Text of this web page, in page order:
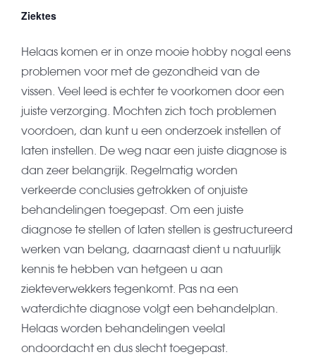
optie
worden
Ziektes
Helaas komen er in onze mooie hobby nogal eens
problemen voor met de gezondheid van de
vissen. Veel leed is echter te voorkomen door een
juiste verzorging. Mochten zich toch problemen
voordoen, dan kunt u een onderzoek instellen of
laten instellen. De weg naar een juiste diagnose is
dan zeer belangrijk. Regelmatig worden
verkeerde conclusies getrokken of onjuiste
behandelingen toegepast. Om een juiste
diagnose te stellen of laten stellen is gestructureerd
werken van belang, daarnaast dient u natuurlijk
kennis te hebben van hetgeen u aan
ziekteverwekkers tegenkomt. Pas na een
waterdichte diagnose volgt een behandelplan.
Helaas worden behandelingen veelal
ondoordacht en dus slecht toegepast.